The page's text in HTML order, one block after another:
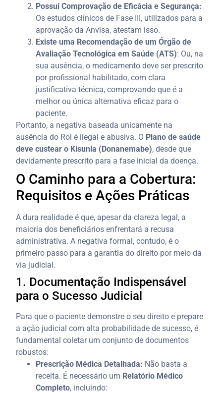
Possui Comprovação de Eficácia e Segurança:
Os estudos clínicos de Fase III, utilizados para a
aprovação da Anvisa, atestam isso.
Existe uma Recomendação de um Órgão de
Avaliação Tecnológica em Saúde (ATS): Ou, na
sua ausência, o medicamento deve ser prescrito
por profissional habilitado, com clara
justificativa técnica, comprovando que é a
melhor ou única alternativa eficaz para o
paciente.
Portanto, a negativa baseada unicamente na
ausência do Rol é ilegal e abusiva. O Plano de saúde
deve custear o Kisunla (Donanemabe), desde que
devidamente prescrito para a fase inicial da doença.
O Caminho para a Cobertura:
Requisitos e Ações Práticas
A dura realidade é que, apesar da clareza legal, a
maioria dos beneficiários enfrentará a recusa
administrativa. A negativa formal, contudo, é o
primeiro passo para a garantia do direito por meio da
via judicial.
1. Documentação Indispensável
para o Sucesso Judicial
Para que o paciente demonstre o seu direito e prepare
a ação judicial com alta probabilidade de sucesso, é
fundamental coletar um conjunto de documentos
robustos:
Prescrição Médica Detalhada: Não basta a
receita. É necessário um Relatório Médico
Completo, incluindo: